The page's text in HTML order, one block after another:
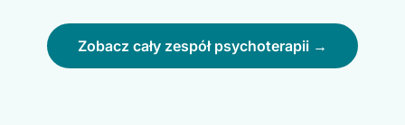
Zobacz cały zespół psychoterapii →